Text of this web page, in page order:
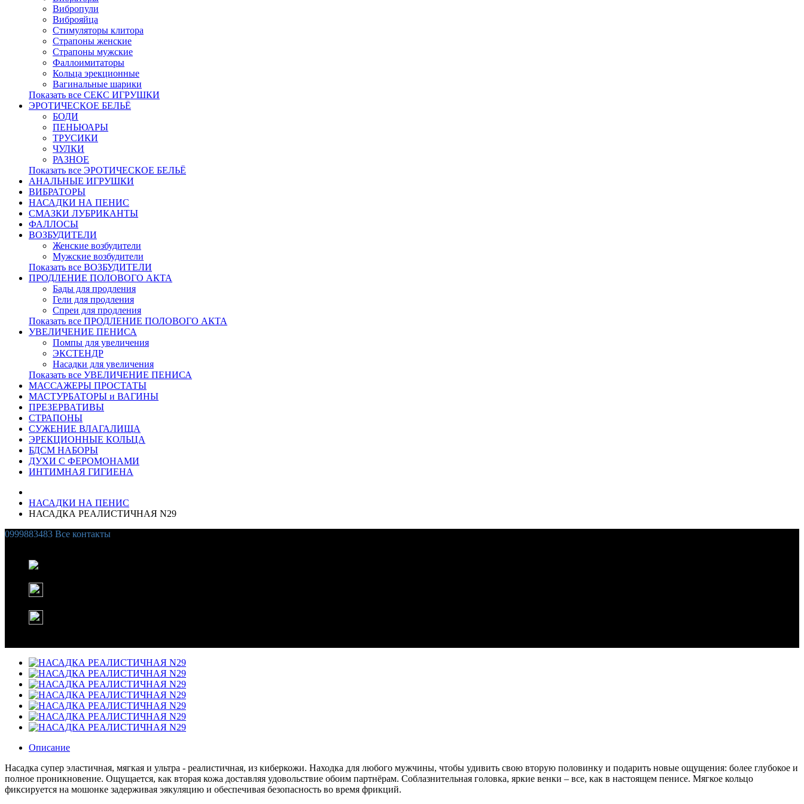
Вибропули
Виброяйца
Стимуляторы клитора
Страпоны женские
Страпоны мужские
Фаллоимитаторы
Кольца эрекционные
Вагинальные шарики
Показать все СЕКС ИГРУШКИ
ЭРОТИЧЕСКОЕ БЕЛЬЁ
БОДИ
ПЕНЬЮАРЫ
ТРУСИКИ
ЧУЛКИ
РАЗНОЕ
Показать все ЭРОТИЧЕСКОЕ БЕЛЬЁ
АНАЛЬНЫЕ ИГРУШКИ
ВИБРАТОРЫ
НАСАДКИ НА ПЕНИС
СМАЗКИ ЛУБРИКАНТЫ
ФАЛЛОСЫ
ВОЗБУДИТЕЛИ
Женские возбудители
Мужские возбудители
Показать все ВОЗБУДИТЕЛИ
ПРОДЛЕНИЕ ПОЛОВОГО АКТА
Бады для продления
Гели для продления
Спреи для продления
Показать все ПРОДЛЕНИЕ ПОЛОВОГО АКТА
УВЕЛИЧЕНИЕ ПЕНИСА
Помпы для увеличения
ЭКСТЕНДР
Насадки для увеличения
Показать все УВЕЛИЧЕНИЕ ПЕНИСА
МАССАЖЕРЫ ПРОСТАТЫ
МАСТУРБАТОРЫ и ВАГИНЫ
ПРЕЗЕРВАТИВЫ
СТРАПОНЫ
СУЖЕНИЕ ВЛАГАЛИЩА
ЭРЕКЦИОННЫЕ КОЛЬЦА
БДСМ НАБОРЫ
ДУХИ С ФЕРОМОНАМИ
ИНТИМНАЯ ГИГИЕНА
НАСАДКИ НА ПЕНИС
НАСАДКА РЕАЛИСТИЧНАЯ N29
0999883483 Все контакты
Описание
Насадка супер эластичная, мягкая и ультра - реалистичная, из киберкожи. Находка для любого мужчины, чтобы удивить свою вторую половинку и подарить новые ощущения: более глубокое и
полное проникновение. Ощущается, как вторая кожа доставляя удовольствие обоим партнёрам. Соблазнительная головка, яркие венки – все, как в настоящем пенисе. Мягкое кольцо
фиксируется на мошонке задерживая эякуляцию и обеспечивая безопасность во время фрикций.